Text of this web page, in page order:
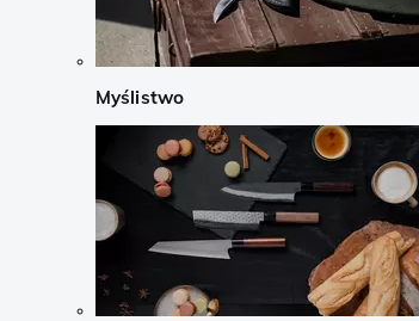
Myślistwo